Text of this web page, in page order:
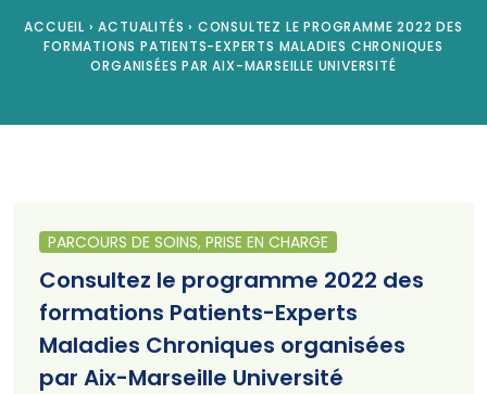
ACCUEIL › ACTUALITÉS › CONSULTEZ LE PROGRAMME 2022 DES
FORMATIONS PATIENTS-EXPERTS MALADIES CHRONIQUES
ORGANISÉES PAR AIX-MARSEILLE UNIVERSITÉ
PARCOURS DE SOINS, PRISE EN CHARGE
Consultez le programme 2022 des
formations Patients-Experts
Maladies Chroniques organisées
par Aix-Marseille Université